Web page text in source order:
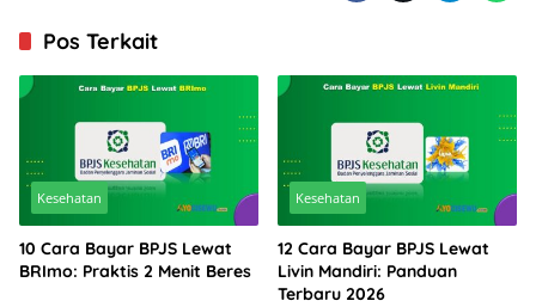
Pos Terkait
Kesehatan
10 Cara Bayar BPJS Lewat
BRImo: Praktis 2 Menit Beres
Kesehatan
12 Cara Bayar BPJS Lewat
Livin Mandiri: Panduan
Terbaru 2026